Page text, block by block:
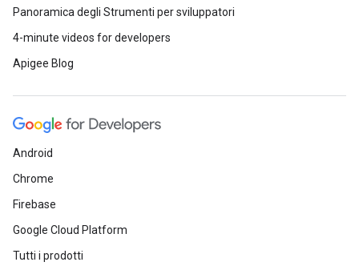
Panoramica degli Strumenti per sviluppatori
4-minute videos for developers
Apigee Blog
Android
Chrome
Firebase
Google Cloud Platform
Tutti i prodotti